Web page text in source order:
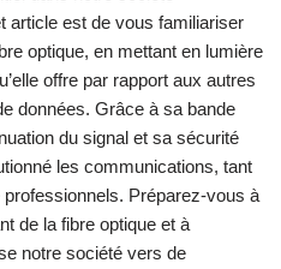
article est de vous familiariser
optique, en mettant en lumière
offre par rapport aux autres
données. Grâce à sa bande
du signal et sa sécurité
les communications, tant
Préparez-vous à
de la fibre optique et à
notre société vers de